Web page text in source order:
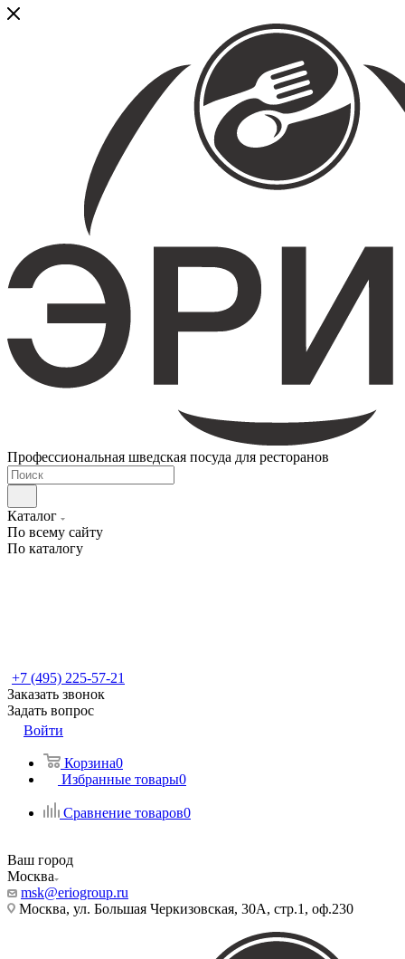
Профессиональная шведская посуда для ресторанов
Каталог
По всему сайту
По каталогу
+7 (495) 225-57-21
Заказать звонок
Задать вопрос
Войти
Корзина0
Избранные товары0
Сравнение товаров0
Ваш город
Москва
msk@eriogroup.ru
Москва, ул. Большая Черкизовская, 30А, стр.1, оф.230